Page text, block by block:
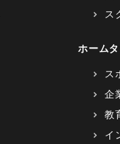
ス
ホーム
ス
企
教
イ